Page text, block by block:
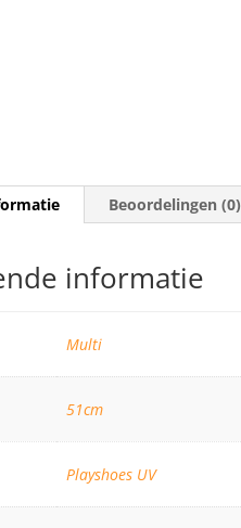
Beoordelingen (0)
informatie
Multi
51cm
Playshoes UV